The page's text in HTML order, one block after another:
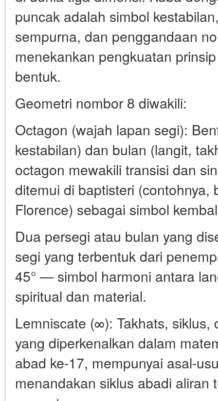
puncak adalah simbol
sempurna, dan penggandaan
menekankan pengkuatan
bentuk.
Geometri nombor 8 diwakili:
Octagon (wajah lapan segi):
kestabilan) dan bulan (langit,
octagon mewakili transisi dan
ditemui di baptisteri (contohnya,
Florence) sebagai simbol
Dua persegi atau bulan yang
segi yang terbentuk dari
45° — simbol harmoni antara
spiritual dan material.
Lemniscate (∞): Takhats,
yang diperkenalkan dalam
abad ke-17, mempunyai asal-
menandakan siklus abadi aliran